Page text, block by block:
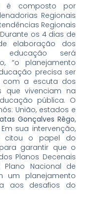
é composto por
Regionais
Regionais
Durante os 4 dias de
elaboração dos
será
“o planejamento
precisa ser
com a escuta dos
que vivenciam na
pública. O
União, estados e
Gonçalves Rêgo,
sua intervenção,
citou o papel do
garantir que o
Planos Decenais
Nacional de
um planejamento
aos desafios do